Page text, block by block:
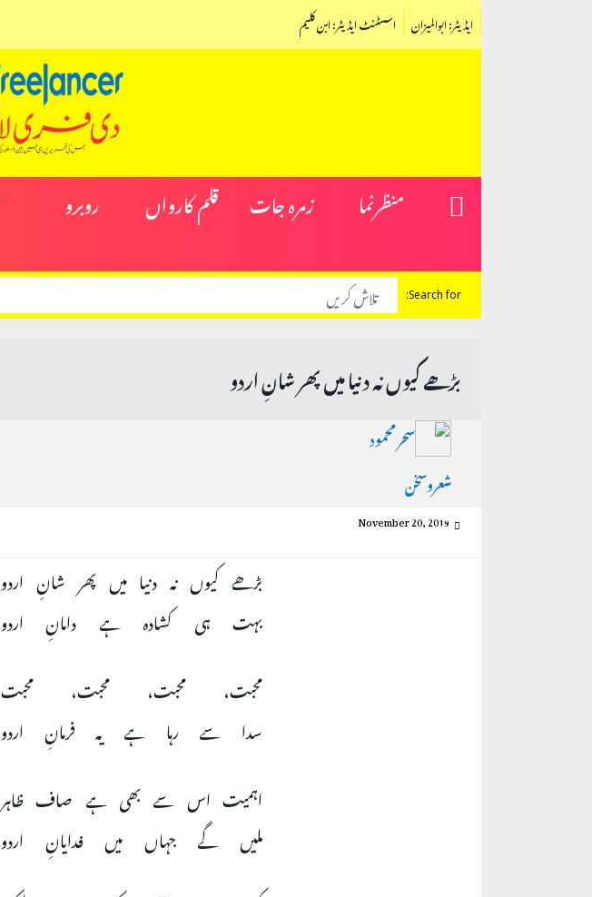
اسسٹنٹ ایڈیٹر: ابن کلیم ایڈیٹر: ابوالمیزان
منظرنما زمرہ جات قلم کارواں روبرو
Search for:
بڑھے کیوں نہ دنیا میں پھر شانِ اردو
سحر محمود
شعروسخن
November 20, 2019
بڑھے کیوں نہ دنیا میں پھر شانِ اردو
بہت ہی کشادہ ہے دامانِ اردو
محبت، محبت، محبت، محبت
سدا سے رہا ہے یہ فرمانِ اردو
اہمیت اس سے بھی ہے صاف ظاہر
ملیں گے جہاں میں فدایانِ اردو